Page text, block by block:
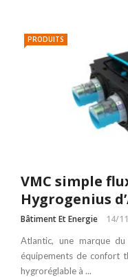
PRODUITS
VMC simple
Hygrogenius
Bâtiment Et Energie 14/
Atlantic, une marque
équipements de confort
hygroréglable à ...